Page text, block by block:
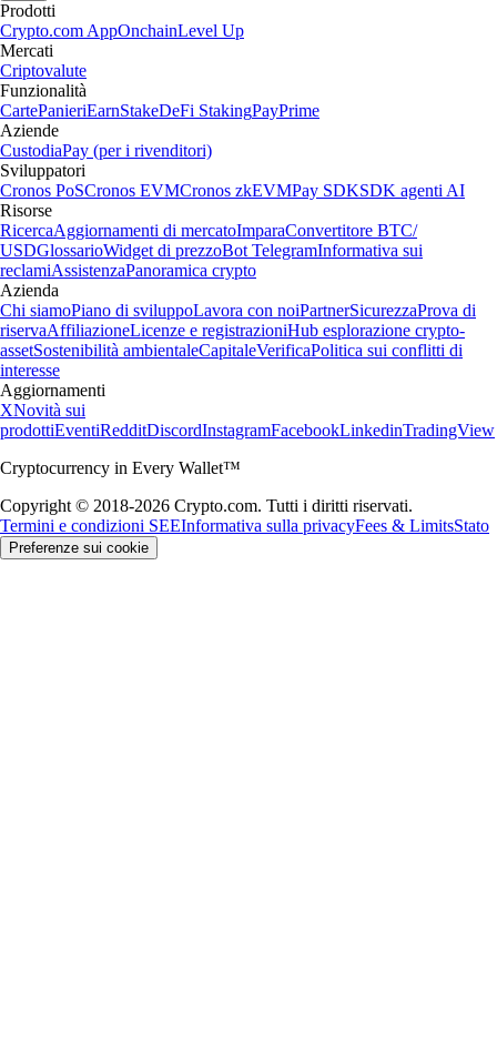
Prodotti
Crypto.com AppOnchainLevel Up
Mercati
Criptovalute
Funzionalità
CartePanieriEarnStakeDeFi StakingPayPrime
Aziende
CustodiaPay (per i rivenditori)
Sviluppatori
Cronos PoSCronos EVMCronos zkEVMPay SDKSDK agenti AI
Risorse
RicercaAggiornamenti di mercatoImparaConvertitore BTC/
USDGlossarioWidget di prezzoBot TelegramInformativa sui
reclamiAssistenzaPanoramica crypto
Azienda
Chi siamoPiano di sviluppoLavora con noiPartnerSicurezzaProva di
riservaAffiliazioneLicenze e registrazioniHub esplorazione crypto-
assetSostenibilità ambientaleCapitaleVerificaPolitica sui conflitti di
interesse
Aggiornamenti
XNovità sui
prodottiEventiRedditDiscordInstagramFacebookLinkedinTradingView
Cryptocurrency in Every Wallet™
Copyright © 2018-2026 Crypto.com. Tutti i diritti riservati.
Termini e condizioni SEEInformativa sulla privacyFees & LimitsStato
Preferenze sui cookie